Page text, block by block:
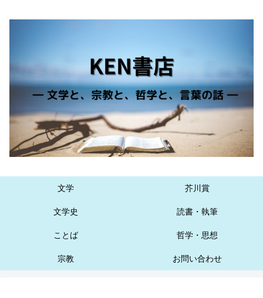
文学 芥川賞
文学史 読書・執筆
ことば 哲学・思想
宗教 お問い合わせ